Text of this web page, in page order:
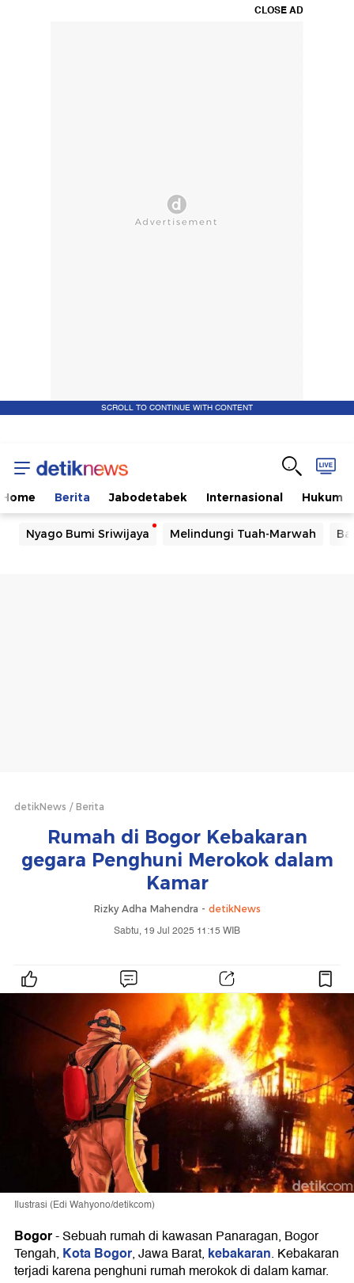
CLOSE AD
SCROLL TO CONTINUE WITH CONTENT
Home Berita Jabodetabek Internasional Hukum
Nyago Bumi Sriwijaya Melindungi Tuah-Marwah
detikNews Berita
Rumah di Bogor Kebakaran
gegara Penghuni Merokok dalam
Kamar
Rizky Adha Mahendra - detikNews
Sabtu, 19 Jul 2025 11:15 WIB
Ilustrasi (Edi Wahyono/detikcom)
Bogor-Sebuah rumah di kawasan Panaragan, Bogor
Tengah, Kota Bogor, Jawa Barat, kebakaran. Kebakaran
terjadi karena penghuni rumah merokok di dalam kamar.